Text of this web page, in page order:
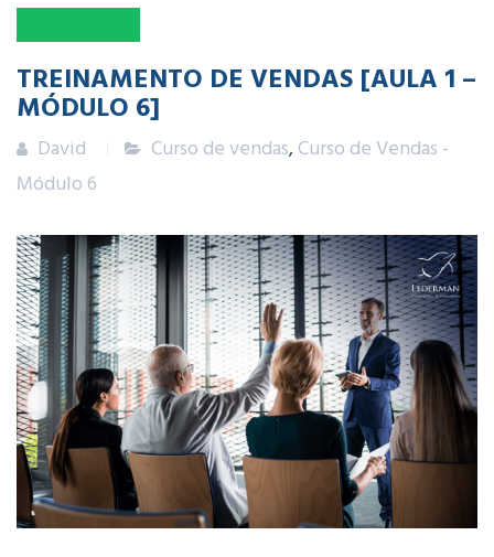
TREINAMENTO DE VENDAS [AULA 1 –
MÓDULO 6]
David Curso de vendas,Curso de Vendas -
Módulo 6